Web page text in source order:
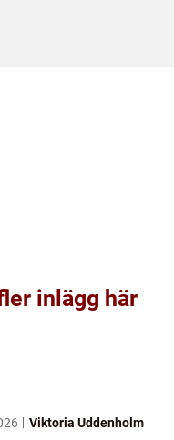
inlägg här
Viktoria Uddenholm